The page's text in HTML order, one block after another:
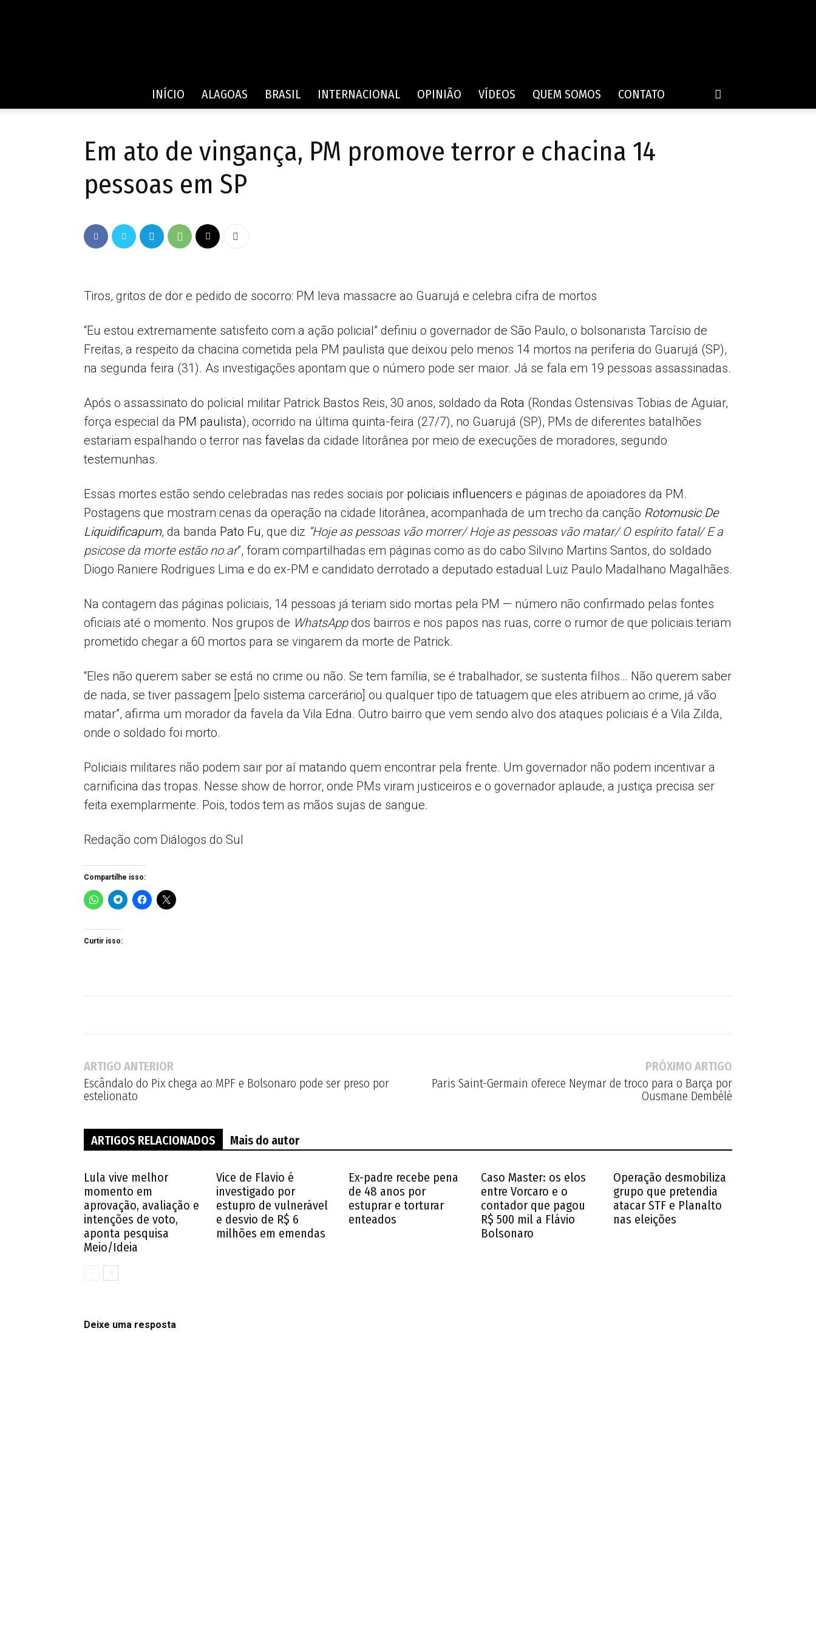
de
INÍCIO ALAGOAS BRASIL INTERNACIONAL OPINIÃO VÍDEOS QUEM SOMOS CONTATO
Em ato de vingança, PM promove terror e chacina 14
pessoas em SP
Tiros, gritos de dor e pedido de socorro: PM leva massacre ao Guarujá e celebra cifra de mortos
“Eu estou extremamente satisfeito com a ação policial” definiu o governador de São Paulo, o bolsonarista Tarcísio de
Freitas, a respeito da chacina cometida pela PM paulista que deixou pelo menos 14 mortos na periferia do Guarujá (SP),
na segunda feira (31). As investigações apontam que o número pode ser maior. Já se fala em 19 pessoas assassinadas.
Após o assassinato do policial militar Patrick Bastos Reis, 30 anos, soldado da Rota (Rondas Ostensivas Tobias de Aguiar,
força especial da PM paulista), ocorrido na última quinta-feira (27/7), no Guarujá (SP), PMs de diferentes batalhões
estariam espalhando o terror nas favelas da cidade litorânea por meio de execuções de moradores, segundo
testemunhas.
Essas mortes estão sendo celebradas nas redes sociais por policiais influencers e páginas de apoiadores da PM.
Postagens que mostram cenas da operação na cidade litorânea, acompanhada de um trecho da canção Rotomusic De
Liquidificapum, da banda Pato Fu, que diz “Hoje as pessoas vão morrer/ Hoje as pessoas vão matar/ O espírito fatal/ E a
psicose da morte estão no ar”, foram compartilhadas em páginas como as do cabo Silvino Martins Santos, do soldado
Diogo Raniere Rodrigues Lima e do ex-PM e candidato derrotado a deputado estadual Luiz Paulo Madalhano Magalhães.
Na contagem das páginas policiais, 14 pessoas já teriam sido mortas pela PM — número não confirmado pelas fontes
oficiais até o momento. Nos grupos de WhatsAppdos bairros e nos papos nas ruas, corre o rumor de que policiais teriam
prometido chegar a 60 mortos para se vingarem da morte de Patrick.
“Eles não querem saber se está no crime ou não. Se tem família, se é trabalhador, se sustenta filhos… Não querem saber
de nada, se tiver passagem [pelo sistema carcerário] ou qualquer tipo de tatuagem que eles atribuem ao crime, já vão
matar”, afirma um morador da favela da Vila Edna. Outro bairro que vem sendo alvo dos ataques policiais é a Vila Zilda,
onde o soldado foi morto.
Policiais militares não podem sair por aí matando quem encontrar pela frente. Um governador não podem incentivar a
carnificina das tropas. Nesse show de horror, onde PMs viram justiceiros e o governador aplaude, a justiça precisa ser
feita exemplarmente. Pois, todos tem as mãos sujas de sangue.
Redação com Diálogos do Sul
Compartilhe isso:
Curtir isso:
ARTIGO ANTERIOR
Escândalo do Pix chega ao MPF e Bolsonaro pode ser preso por
estelionato
PRÓXIMO ARTIGO
Paris Saint-Germain oferece Neymar de troco para o Barça por
Ousmane Dembélé
ARTIGOS RELACIONADOS Mais do autor
Lula vive melhor
momento em
aprovação, avaliação e
intenções de voto,
aponta pesquisa
Meio/Ideia
Vice de Flavio é
investigado por
estupro de vulnerável
e desvio de R$ 6
milhões em emendas
Ex-padre recebe pena
de 48 anos por
estuprar e torturar
enteados
Caso Master: os elos
entre Vorcaro e o
contador que pagou
R$ 500 mil a Flávio
Bolsonaro
Operação desmobiliza
grupo que pretendia
atacar STF e Planalto
nas eleições
Deixe uma resposta